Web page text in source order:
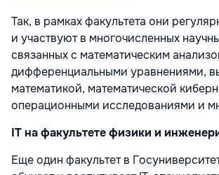
Так, в рамках факультета они
и участвуют в многочисленных
связанных с математическим
дифференциальными уравнениями,
математикой, математической
операционными исследованиями и
IT на факультете физики и
Еще один факультет в